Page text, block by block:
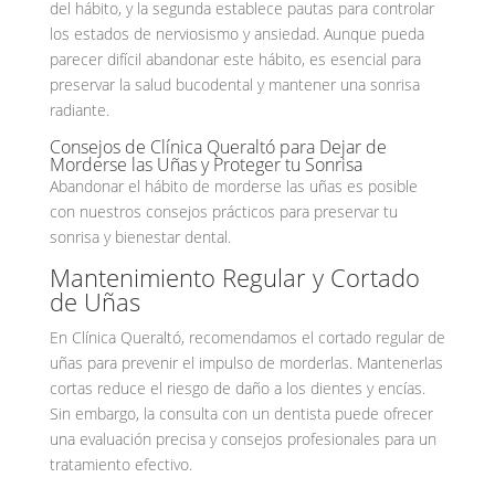
del hábito, y la segunda establece pautas para controlar
los estados de nerviosismo y ansiedad. Aunque pueda
parecer difícil abandonar este hábito, es esencial para
preservar la salud bucodental y mantener una sonrisa
radiante.
Consejos de Clínica Queraltó para Dejar de
Morderse las Uñas y Proteger tu Sonrisa
Abandonar el hábito de morderse las uñas es posible
con nuestros consejos prácticos para preservar tu
sonrisa y bienestar dental.
Mantenimiento Regular y Cortado
de Uñas
En Clínica Queraltó, recomendamos el cortado regular de
uñas para prevenir el impulso de morderlas. Mantenerlas
cortas reduce el riesgo de daño a los dientes y encías.
Sin embargo, la consulta con un dentista puede ofrecer
una evaluación precisa y consejos profesionales para un
tratamiento efectivo.